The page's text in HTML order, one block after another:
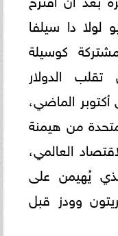
لولا دا سيلفا
كوسيلة
الدولار
الماضي،
من هيمنة
العالمي،
يُهيمن على
وودز قبل